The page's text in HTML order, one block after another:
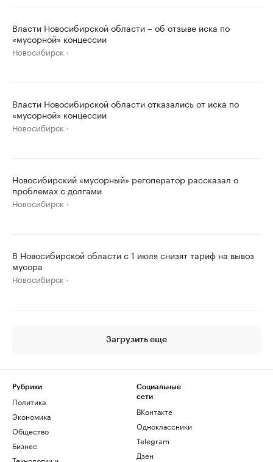
Власти Новосибирской области – об отзыве иска по
«мусорной» концессии
Новосибирск
Власти Новосибирской области отказались от иска по
«мусорной» концессии
Новосибирск
Новосибирский «мусорный» регоператор рассказал о
проблемах с долгами
Новосибирск
В Новосибирской области с 1 июля снизят тариф на вывоз
мусора
Новосибирск
Загрузить еще
Рубрики
Политика
Экономика
Общество
Бизнес
Социальные
сети
ВКонтакте
Одноклассники
Telegram
Дзен